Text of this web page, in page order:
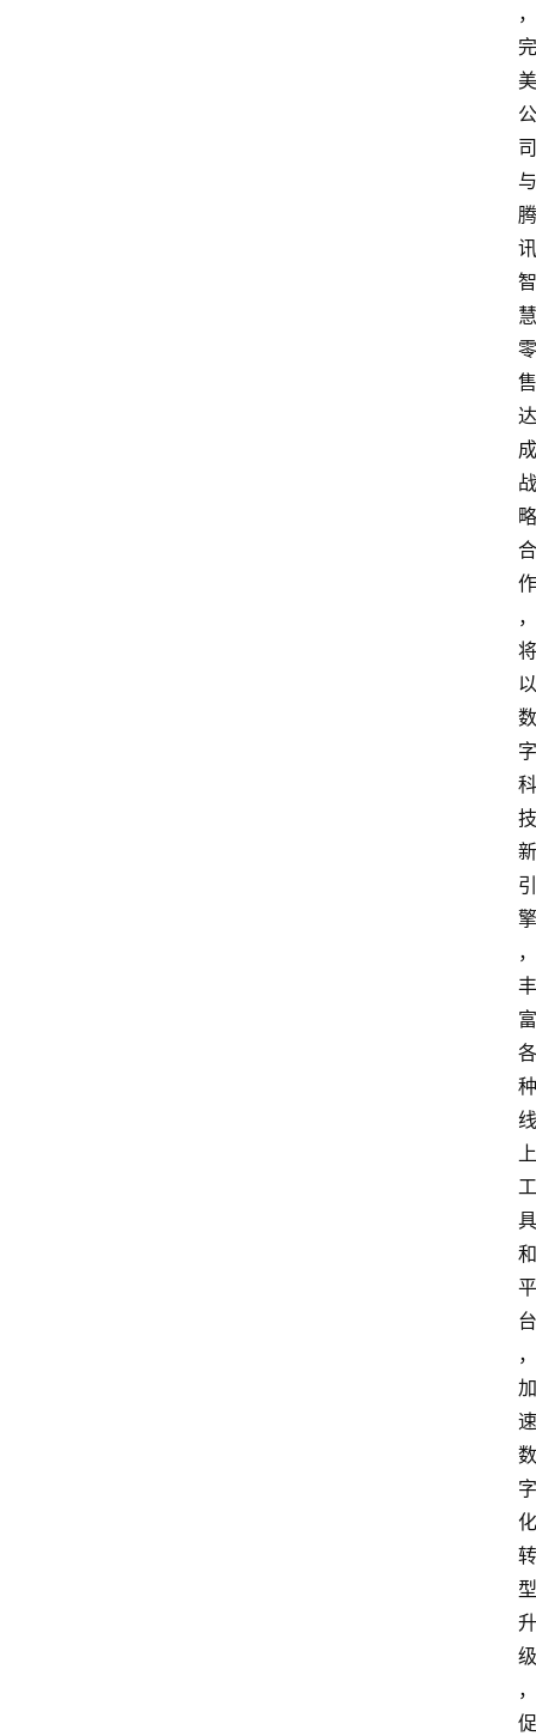
，
完
美
公
司
与
腾
讯
智
慧
零
售
达
成
战
略
合
作
，
将
以
数
字
科
技
新
引
擎
，
丰
富
各
种
线
上
工
具
和
平
台
，
加
速
数
字
化
转
型
升
级
，
促